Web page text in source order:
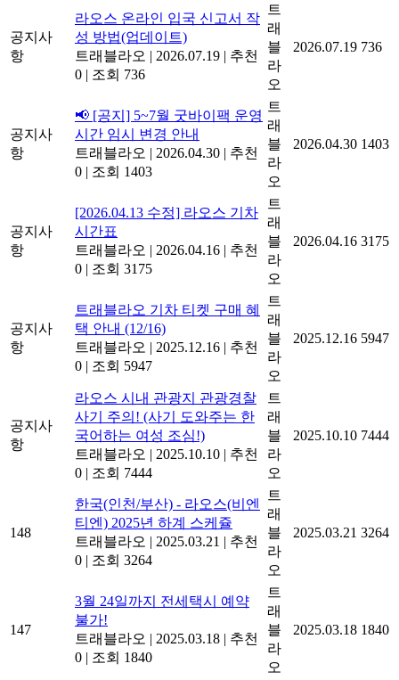
공지사
항
라오스 온라인 입국 신고서 작
성 방법(업데이트)
트래블라오 | 2026.07.19 | 추천
0 | 조회 736
트
래
블
라
오
2026.07.19 736
공지사
항
📢 [공지] 5~7월 굿바이팩 운영
시간 임시 변경 안내
트래블라오 | 2026.04.30 | 추천
0 | 조회 1403
트
래
블
라
오
2026.04.30 1403
공지사
항
[2026.04.13 수정] 라오스 기차
시간표
트래블라오 | 2026.04.16 | 추천
0 | 조회 3175
트
래
블
라
오
2026.04.16 3175
공지사
항
트래블라오 기차 티켓 구매 혜
택 안내 (12/16)
트래블라오 | 2025.12.16 | 추천
0 | 조회 5947
트
래
블
라
오
2025.12.16 5947
공지사
항
라오스 시내 관광지 관광경찰
사기 주의! (사기 도와주는 한
국어하는 여성 조심!)
트래블라오 | 2025.10.10 | 추천
0 | 조회 7444
트
래
블
라
오
2025.10.10 7444
148
한국(인천/부산) - 라오스(비엔
티엔) 2025년 하계 스케쥴
트래블라오 | 2025.03.21 | 추천
0 | 조회 3264
트
래
블
라
오
2025.03.21 3264
147
3월 24일까지 전세택시 예약
불가!
트래블라오 | 2025.03.18 | 추천
0 | 조회 1840
트
래
블
라
오
2025.03.18 1840